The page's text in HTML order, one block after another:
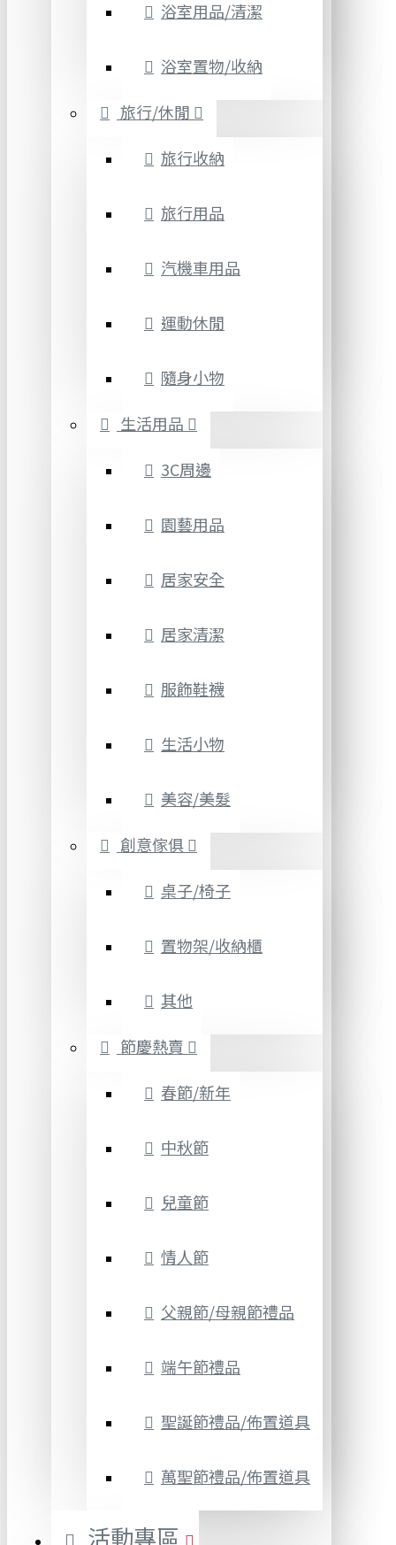
浴室用品/清潔
浴室置物/收納
旅行/休閒
旅行收納
旅行用品
汽機車用品
運動休閒
隨身小物
生活用品
3C周邊
園藝用品
居家安全
居家清潔
服飾鞋襪
生活小物
美容/美髮
創意傢俱
桌子/椅子
置物架/收納櫃
其他
節慶熱賣
春節/新年
中秋節
兒童節
情人節
父親節/母親節禮品
端午節禮品
聖誕節禮品/佈置道具
萬聖節禮品/佈置道具
活動專區